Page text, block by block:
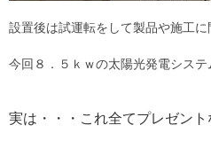
設置後は試運転をして製品や施工に
今回８．５ｋｗの太陽光発電システ
実は・・・これ全てプレゼント